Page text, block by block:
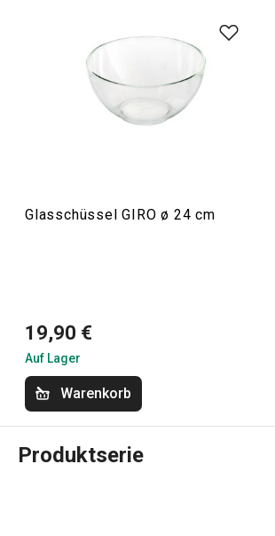
Glasschüssel GIRO ø 24 cm
19,90 €
Auf Lager
Warenkorb
Produktserie